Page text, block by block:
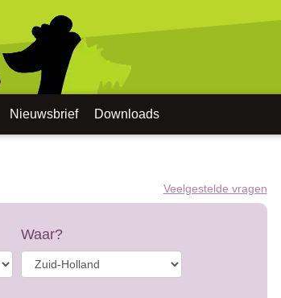
Nieuwsbrief Downloads
Veelgestelde vragen
Waar?